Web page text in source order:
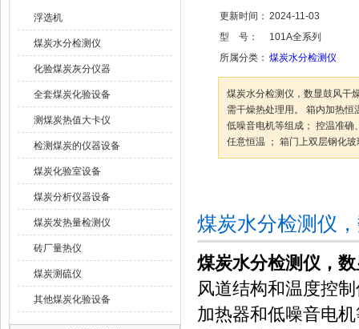
浮选机
煤炭水分检测仪
化验煤炭灰分仪器
全套煤炭化验设备
测煤炭热值大卡仪
检测煤炭的仪器设备
煤炭化验室设备
煤炭分析仪器设备
煤炭发热量检测仪
砖厂量热仪
煤炭测硫仪
其他煤炭化验设备
更新时间： 2024-11-03
型 号：
101A全系列
所属分类： 煤炭水分检测仪
煤炭水分检测仪，数显鼓风干
需干燥热处理用。 箱内加热
低噪音电机等组成； 控温准确
任意恒温 ； 箱门上双层钢化玻
煤炭水分检测仪
煤炭水分检测仪，
风道结构和温度控制
加热器和低噪音电机等